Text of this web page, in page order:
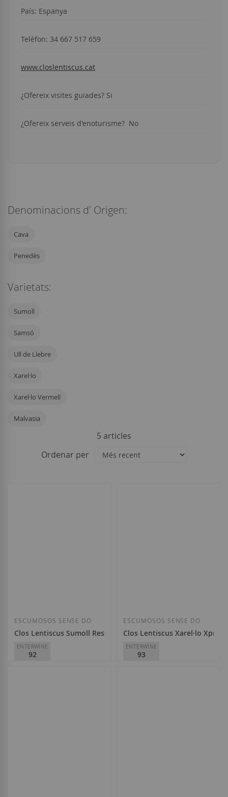
País: Espanya
Telèfon: 34 667 517 659
www.closlentiscus.cat
¿Ofereix visites guiades? Si
¿Ofereix serveis d'enoturisme? No
Denominacions d' Origen:
Cava
Penedès
Varietats:
Sumoll
Samsó
Ull de Llebre
Xarel·lo
Xarel·lo Vermell
Malvasia
5 articles
Ordenar per
ESCUMOSOS SENSE DO
Clos Lentiscus Sumoll Reserva Familiar Blanc de Noirs 2019
ENTERWINE
92
ESCUMOSOS SENSE DO
Clos Lentiscus Xarel·lo
ENTERWINE
93